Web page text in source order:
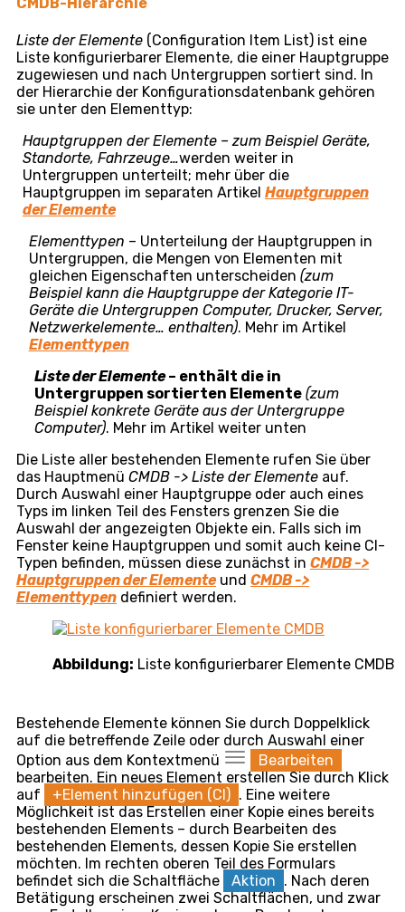
Pripravujeme pre Vás novú dokumentáciu, aktuálny
stav nájdetetu
ELEMENTLISTE
Seiteninhalt
CMDB-Hierarchie
Arbeit mit Objekten
CMDB-Hierarchie
Liste der Elemente(Configuration Item List) ist eine
zugewiesen und nach Untergruppen sortiert sind. In
sie unter den Elementtyp:
Standorte, Fahrzeuge… werden weiter in
Untergruppen unterteilt; mehr über die
Hauptgruppen im separaten ArtikelHauptgruppen
der Elemente
Elementtypen– Unterteilung der Hauptgruppen in
Untergruppen, die Mengen von Elementen mit
gleichen Eigenschaften unterscheiden(zum
Beispiel kann die Hauptgruppe der Kategorie IT-
Geräte die Untergruppen Computer, Drucker, Server,
Netzwerkelemente… enthalten). Mehr im Artikel
Elementtypen